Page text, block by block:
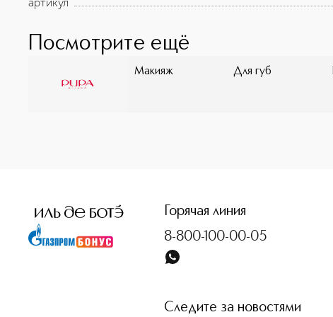
Посмотрите ещё
Макияж Для губ
Горячая линия
8-800-100-00-05
Следите за новостями